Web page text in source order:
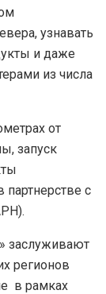
узнавать
и даже
из числа
от
запуск
с
заслуживают
регионов
в рамках